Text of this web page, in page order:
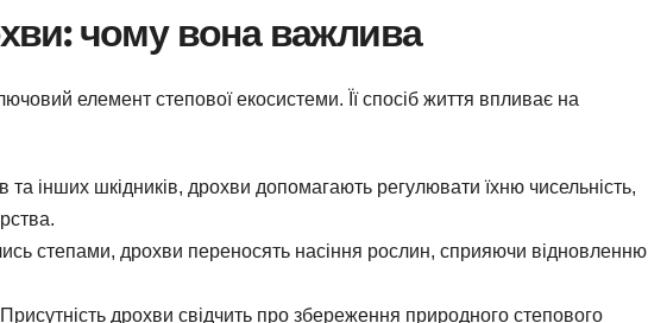
чому вона важлива
елемент степової екосистеми. Її спосіб життя впливає на
та інших шкідників, дрохви допомагають регулювати їхню чисельність,
степами, дрохви переносять насіння рослин, сприяючи відновленню
дрохви свідчить про збереження природного степового